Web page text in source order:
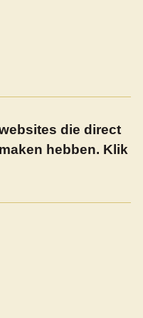
die direct
hebben. Klik